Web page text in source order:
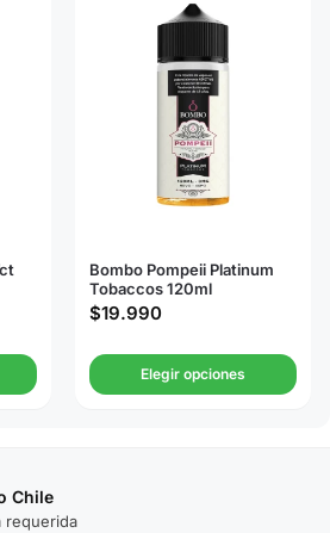
Bombo Pompeii Platinum
Tobaccos 120ml
$19.990
Elegir opciones
Chile
requerida